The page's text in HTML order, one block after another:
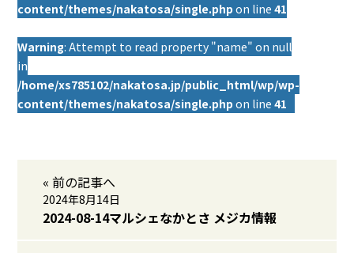
content/themes/nakatosa/single.php on line41
Warning: Attempt to read property "name" on null
in
/home/xs785102/nakatosa.jp/public_html/wp/wp-
content/themes/nakatosa/single.php on line41
« 前の記事へ
2024年8月14日
2024-08-14マルシェなかとさ メジカ情報